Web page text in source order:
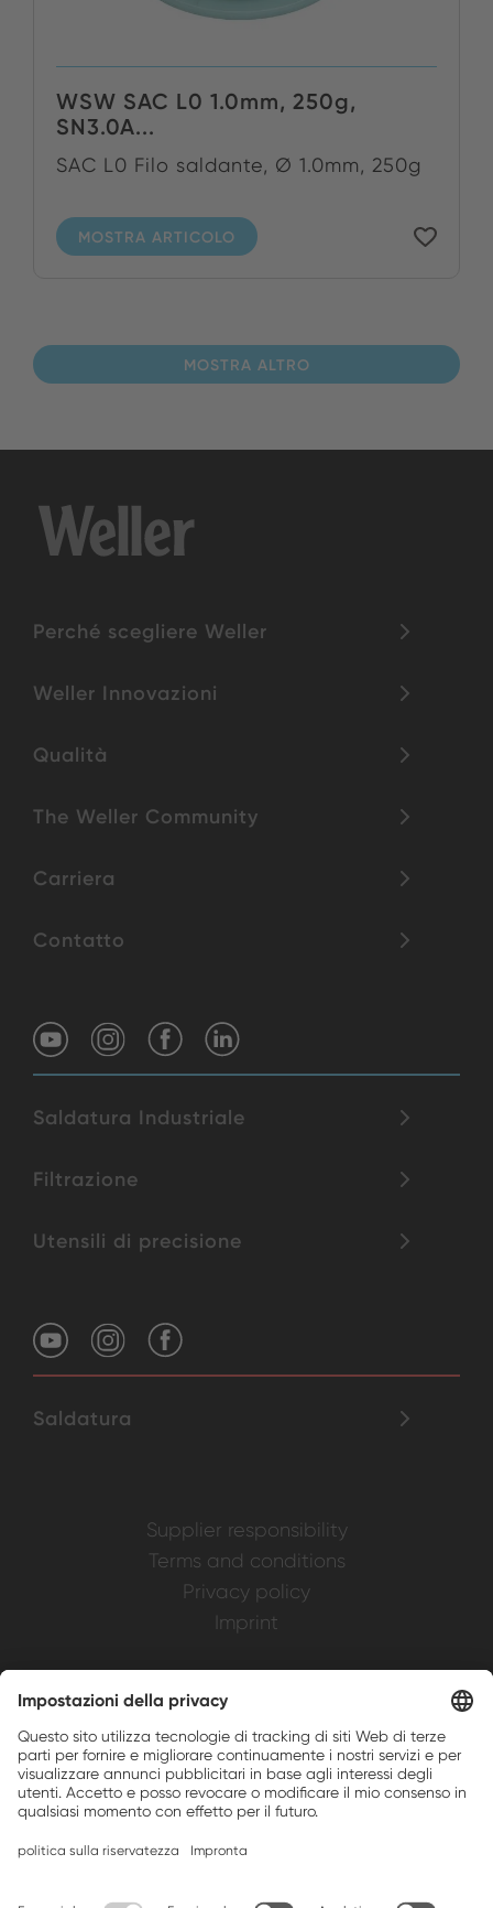
WSW SAC L0 1.0mm, 250g,
SN3.0A...
SAC L0 Filo saldante, Ø 1.0mm, 250g
MOSTRA ARTICOLO
MOSTRA ALTRO
Perché scegliere Weller
Weller Innovazioni
Qualità
The Weller Community
Carriera
Contatto
Saldatura Industriale
Filtrazione
Utensili di precisione
Saldatura
Supplier responsibility
Terms and conditions
Privacy policy
Imprint
Brands, Inc.